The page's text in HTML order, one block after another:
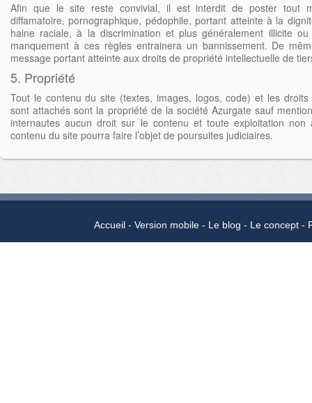
Afin que le site reste convivial, il est interdit de poster tout
diffamatoire, pornographique, pédophile, portant atteinte à la
haine raciale, à la discrimination et plus généralement illicite
manquement à ces règles entrainera un bannissement. De
message portant atteinte aux droits de propriété intellectuelle de
5. Propriété
Tout le contenu du site (textes, images, logos, code) et les
sont attachés sont la propriété de la société Azurgate sauf
internautes aucun droit sur le contenu et toute exploitation
contenu du site pourra faire l’objet de poursuites judiciaires.
Accueil Version mobile Le blog Le concept